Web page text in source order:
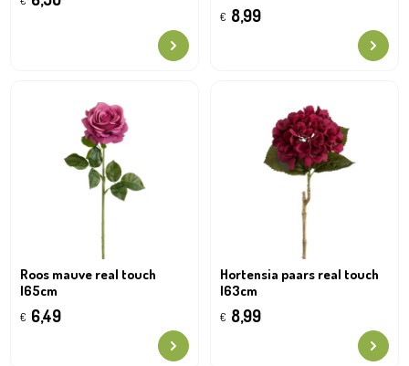
€ 8,99
Roos mauve real touch
l65cm
€ 6,49
Hortensia paars real touch
l63cm
€ 8,99